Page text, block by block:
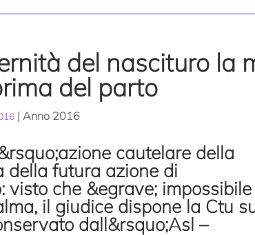
del nascituro la
del parto
| Anno 2016
cautelare della
della futura azione di
visto che &egrave; impossibile
il giudice dispone la Ctu
dall&rsquo;Asl –